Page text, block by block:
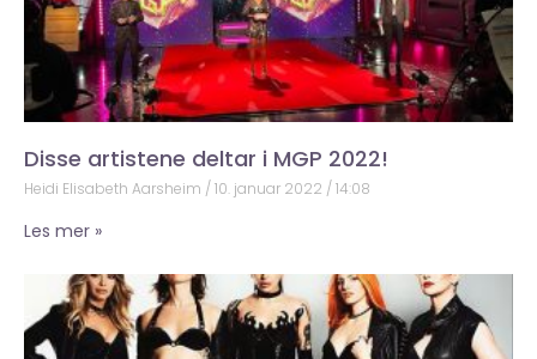
Disse artistene deltar i MGP 2022!
Heidi Elisabeth Aarsheim 10. januar 2022 14:08
Les mer »